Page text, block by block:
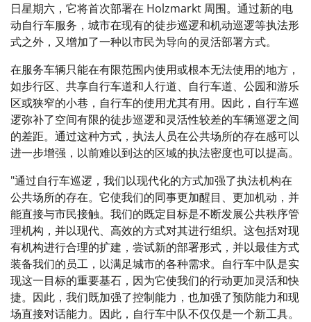
日星期六，它将首次部署在 Holzmarkt 周围。通过新的电
动自行车服务，城市在现有的徒步巡逻和机动巡逻等执法形
式之外，又增加了一种以市民为导向的灵活部署方式。
在服务车辆只能在有限范围内使用或根本无法使用的地方，
如步行区、共享自行车道和人行道、自行车道、公园和游乐
区或狭窄的小巷，自行车的使用尤其有用。因此，自行车巡
逻弥补了空间有限的徒步巡逻和灵活性较差的车辆巡逻之间
的差距。通过这种方式，执法人员在公共场所的存在感可以
进一步增强，以前难以到达的区域的执法密度也可以提高。
"通过自行车巡逻，我们以现代化的方式加强了执法机构在
公共场所的存在。它使我们的同事更加醒目、更加机动，并
能直接与市民接触。我们的既定目标是不断发展公共秩序管
理机构，并以现代、高效的方式对其进行组织。这包括对现
有机构进行合理的扩建，尝试新的部署形式，并以最佳方式
装备我们的员工，以满足城市的各种需求。自行车中队是实
现这一目标的重要基石，因为它使我们的行动更加灵活和快
捷。因此，我们既加强了控制能力，也加强了预防能力和现
场直接对话能力。因此，自行车中队不仅仅是一个新工具。